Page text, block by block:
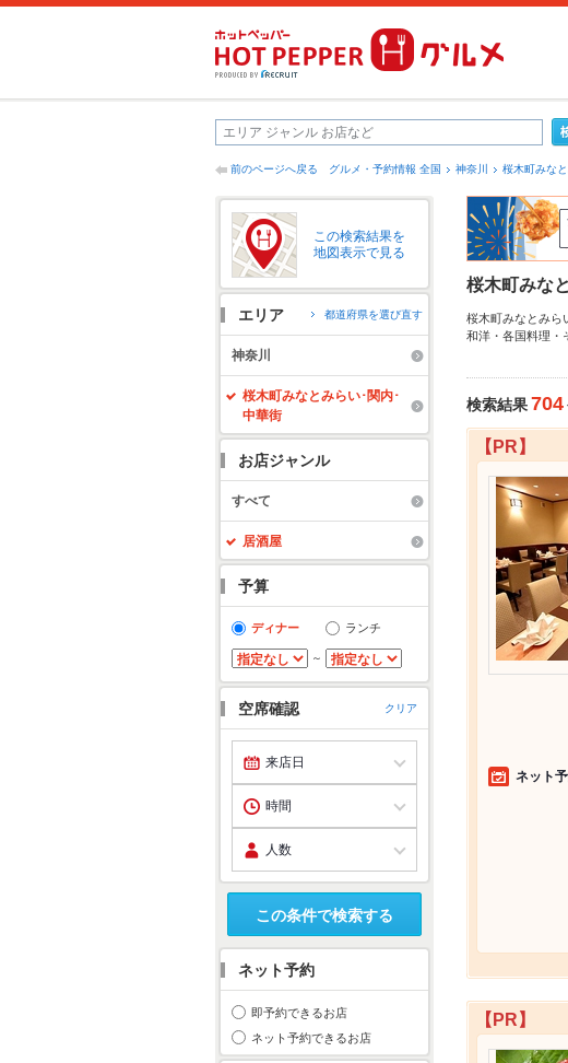
前のページへ戻る グルメ・予約情報 全国 神奈川 桜木町みな
この検索結果を
地図表示で見る
エリア 都道府県を選び直す
神奈川
桜木町みなとみらい･関内･
中華街
お店ジャンル
すべて
居酒屋
予算
ディナー ランチ
～
空席確認 クリア
この条件で検索する
ネット予約
即予約できるお店
ネット予約できるお店
桜木町みな
桜木町みなとみら
和洋・各国料理・
検索結果704
【PR】
ネット
【PR】